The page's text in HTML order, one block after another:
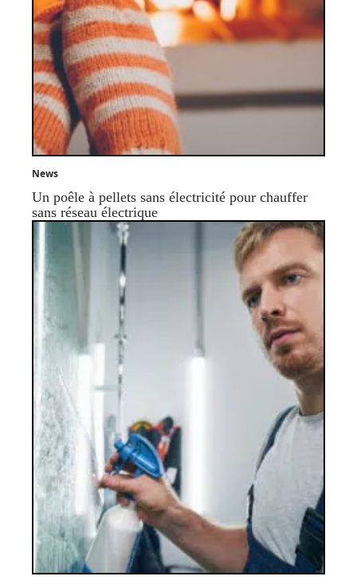
News
Un poêle à pellets sans électricité pour chauffer
sans réseau électrique